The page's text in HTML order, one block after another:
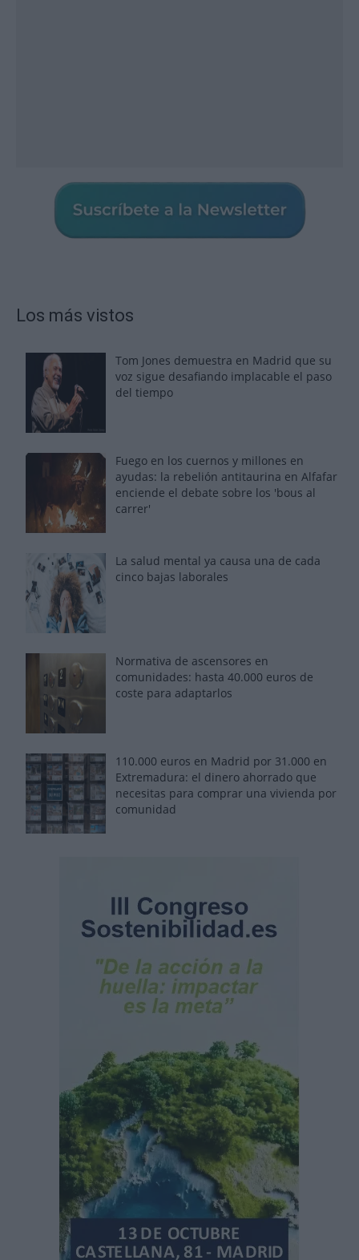
Los más vistos
Tom Jones demuestra en Madrid que su
voz sigue desafiando implacable el paso
del tiempo
Fuego en los cuernos y millones en
ayudas: la rebelión antitaurina en Alfafar
enciende el debate sobre los 'bous al
carrer'
La salud mental ya causa una de cada
cinco bajas laborales
Normativa de ascensores en
comunidades: hasta 40.000 euros de
coste para adaptarlos
110.000 euros en Madrid por 31.000 en
Extremadura: el dinero ahorrado que
necesitas para comprar una vivienda por
comunidad